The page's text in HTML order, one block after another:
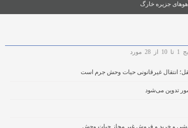
جزیره خارگ
1 تا 10 از 28 مورد
انتقال غیرقانونی حیات‌ وحش جرم است
تدوین می‌شود
و خرید و فروش غیر مجاز حیات وحش